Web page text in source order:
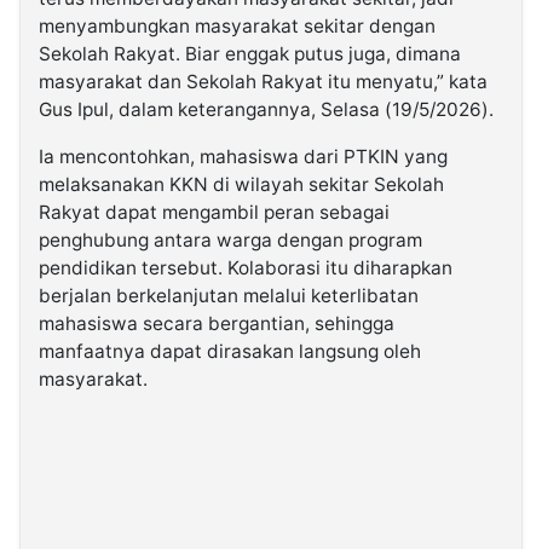
menyambungkan masyarakat sekitar dengan
Sekolah Rakyat. Biar enggak putus juga, dimana
masyarakat dan Sekolah Rakyat itu menyatu,” kata
Gus Ipul, dalam keterangannya, Selasa (19/5/2026).
Ia mencontohkan, mahasiswa dari PTKIN yang
melaksanakan KKN di wilayah sekitar Sekolah
Rakyat dapat mengambil peran sebagai
penghubung antara warga dengan program
pendidikan tersebut. Kolaborasi itu diharapkan
berjalan berkelanjutan melalui keterlibatan
mahasiswa secara bergantian, sehingga
manfaatnya dapat dirasakan langsung oleh
masyarakat.